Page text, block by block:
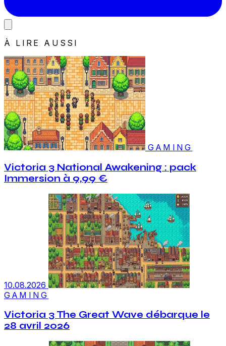
À LIRE AUSSI
GAMING
Victoria 3 National Awakening : pack
Immersion à 9,99 €
10.08.2026
GAMING
Victoria 3 The Great Wave débarque le
28 avril 2026